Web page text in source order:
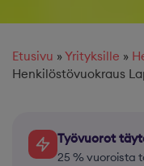
Etusivu »Yrityksille »
Henkilöstövuokraus
Työvuorot
25 % vuoroista